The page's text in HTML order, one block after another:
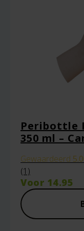
Peribottle
350 ml –
Gewaardeerd
(1)
Voor 14.95